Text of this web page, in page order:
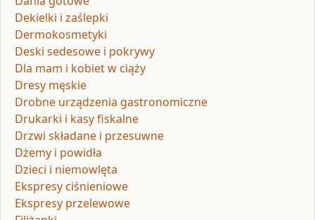
Dekielki i zaślepki
Dermokosmetyki
Deski sedesowe i pokrywy
Dla mam i kobiet w ciąży
Dresy męskie
Drobne urządzenia gastronomiczne
Drukarki i kasy fiskalne
Drzwi składane i przesuwne
Dżemy i powidła
Dzieci i niemowlęta
Ekspresy ciśnieniowe
Ekspresy przelewowe